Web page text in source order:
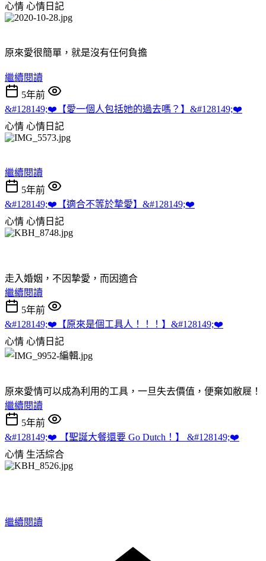
心情 心情日記
原來愛很簡單，就是沒有任何負擔
繼續閱讀
5年前
&#128149;❤️【愛一個人包括她的過去嗎？】&#128149;❤️
心情 心情日記
繼續閱讀
5年前
&#128149;❤️【適合不等於摯愛】&#128149;❤️
心情 心情日記
走入婚姻，不因摯愛，而因適合
繼續閱讀
5年前
&#128149;❤️【原來是個工具人！！！】&#128149;❤️
心情 心情日記
原來愛情可以成為利用的工具，一旦失去價值，便棄如敝屣！
繼續閱讀
5年前
&#128149;❤️ 【聖誕大餐還要 Go Dutch！】 &#128149;❤️
心情 生活綜合
繼續閱讀